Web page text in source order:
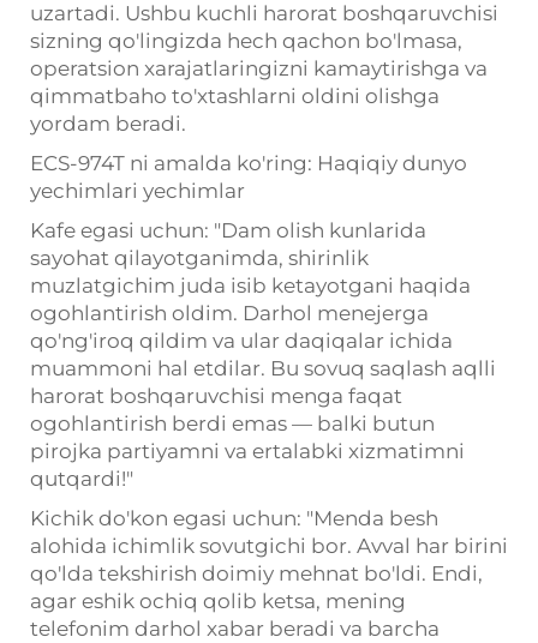
uzartadi. Ushbu kuchli harorat boshqaruvchisi
sizning qo'lingizda hech qachon bo'lmasa,
operatsion xarajatlaringizni kamaytirishga va
qimmatbaho to'xtashlarni oldini olishga
yordam beradi.
ECS-974T ni amalda ko'ring: Haqiqiy dunyo
yechimlari yechimlar
Kafe egasi uchun: "Dam olish kunlarida
sayohat qilayotganimda, shirinlik
muzlatgichim juda isib ketayotgani haqida
ogohlantirish oldim. Darhol menejerga
qo'ng'iroq qildim va ular daqiqalar ichida
muammoni hal etdilar. Bu sovuq saqlash aqlli
harorat boshqaruvchisi menga faqat
ogohlantirish berdi emas — balki butun
pirojka partiyamni va ertalabki xizmatimni
qutqardi!"
Kichik do'kon egasi uchun: "Menda besh
alohida ichimlik sovutgichi bor. Avval har birini
qo'lda tekshirish doimiy mehnat bo'ldi. Endi,
agar eshik ochiq qolib ketsa, mening
telefonim darhol xabar beradi va barcha